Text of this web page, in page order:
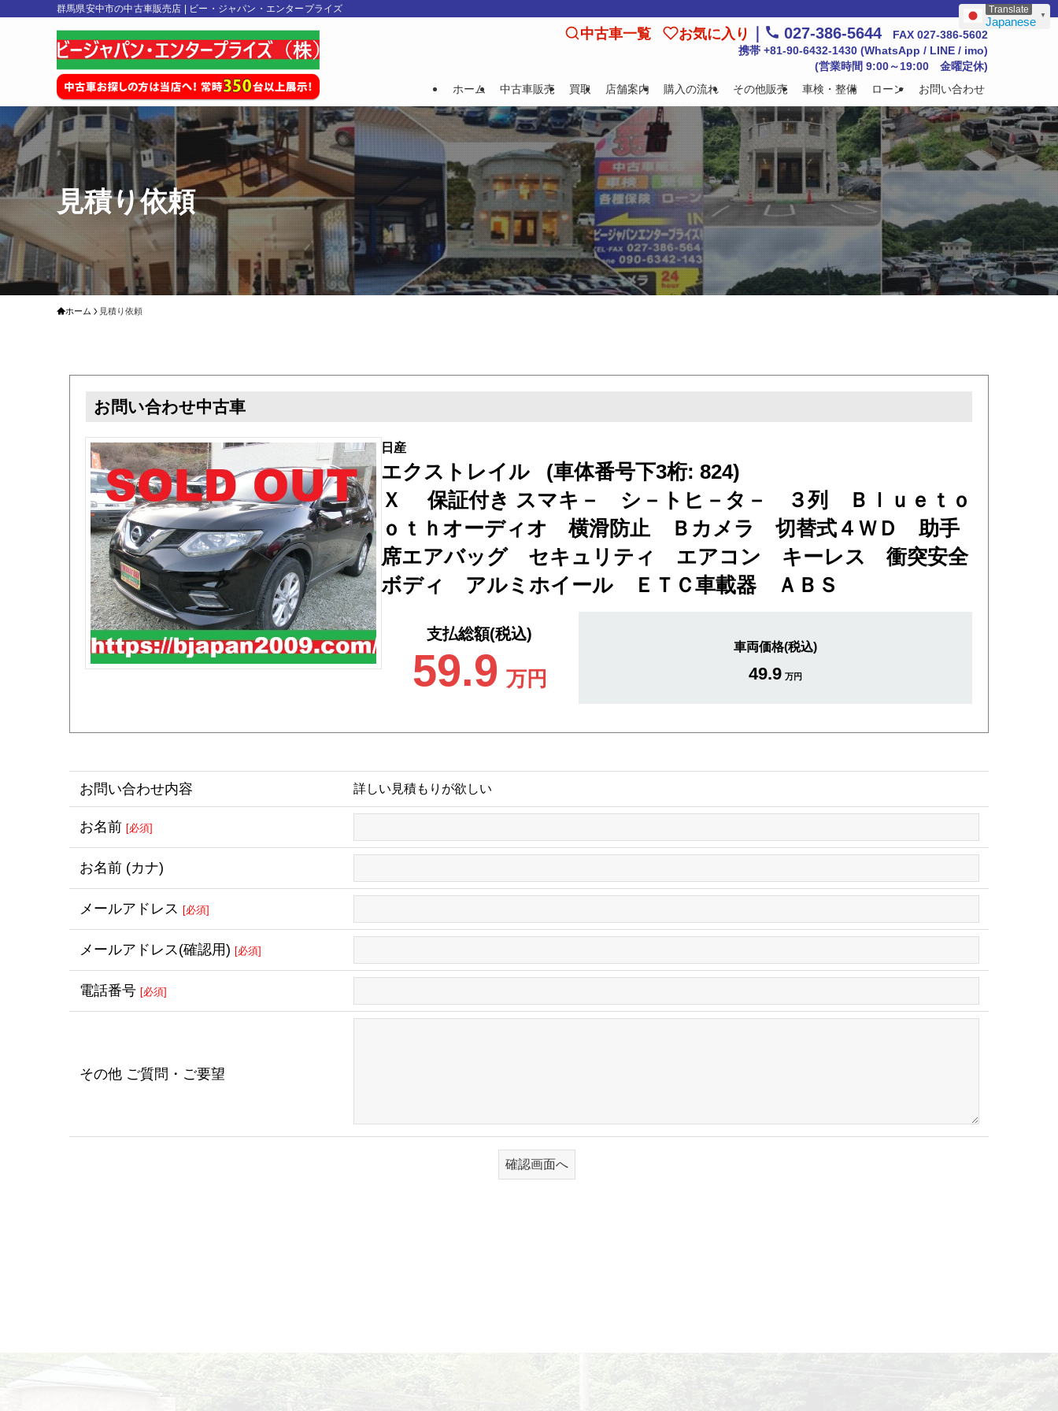
群馬県安中市の中古車販売店 | ビー・ジャパン・エンタープライズ
ホーム 中古車販売 買取 店舗案内 購入の流れ その他販売 車検・整備 ローン お問い合わせ
中古車一覧 お気に入り 027-386-5644 FAX 027-386-5602
携帯 +81-90-6432-1430 (WhatsApp / LINE / imo)
(営業時間 9:00～19:00 金曜定休)
見積り依頼
ホーム 見積り依頼
お問い合わせ中古車
日産
エクストレイル (車体番号下3桁: 824)
Ｘ 保証付き スマキ－ シ－トヒ－タ－ ３列 Ｂｌｕｅｔｏ
ｏｔｈオーディオ 横滑防止 Ｂカメラ 切替式４ＷＤ 助手
席エアバッグ セキュリティ エアコン キーレス 衝突安全
ボディ アルミホイール ＥＴＣ車載器 ＡＢＳ
支払総額(税込)
59.9 万円
車両価格(税込)
49.9 万円
お問い合わせ内容 詳しい見積もりが欲しい
お名前 [必須]
お名前 (カナ)
メールアドレス [必須]
メールアドレス(確認用) [必須]
電話番号 [必須]
その他 ご質問・ご要望
Japanese ▼